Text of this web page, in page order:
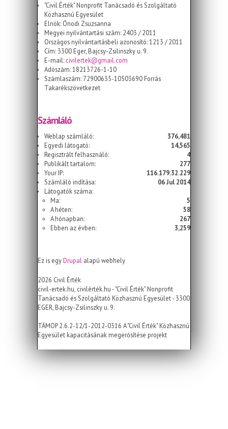
"Civil Érték" Nonprofit Tanácsadó és Szolgáltató
Közhasznú Egyesület
Elnök: Ónodi Zsuzsanna
Megyei nyilvántartási szám: 2403 / 2011
Országos nyilvántartásbeli azonosító: 1213 / 2011
Cím: 3300 Eger, Bajcsy-Zsilinszky u. 9.
E-mail: civilertek@gmail.com
Adószám: 18213726-1-10
Számlaszám: 72900635-10503690 Forrás
Takarékszövetkezet
Számláló
Weblap számláló:
376,481
Egyedi látogató:
14,565
Regisztrált felhasználó:
4
Publikált tartalom:
277
Your IP:
116.179.32.229
Számláló indítása:
06 Jul 2014
Látogatók száma:
Ma:
5
A héten:
58
A hónapban:
267
Ebben az évben:
3,259
Ez is egyDrupal alapú webhely
2026 Civil Érték
civil-ertek.hu, civilérték.hu - "Civil Érték" Nonprofit
Tanácsadó és Szolgáltató Közhasznú Egyesület - 3300
EGER, Bajcsy-Zsilinszky u. 9.
TÁMOP 2.6.2-12/1-2012-0316 A "Civil Érték" Közhasznú
Egyesület kapacitásának megerősítése projekt